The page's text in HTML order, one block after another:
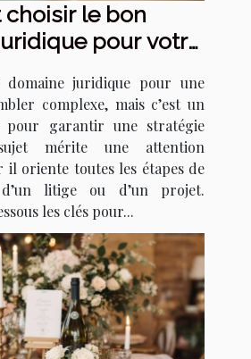
le bon
pour votre
juridique pour une
complexe, mais c’est un
pour garantir une stratégie
mérite une attention
il oriente toutes les étapes de
litige ou d’un projet.
les clés pour...